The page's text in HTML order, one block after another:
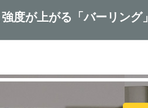
度が上がる「バーリング